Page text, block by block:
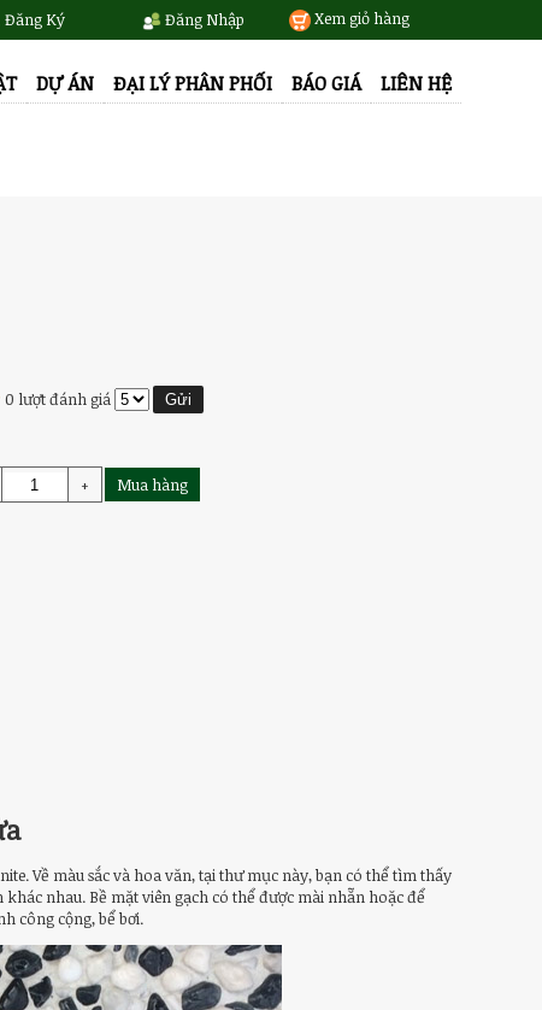
Đăng Ký Đăng Nhập Xem giỏ hàng
DỰ ÁN ĐẠI LÝ PHÂN PHỐI BÁO GIÁ LIÊN HỆ
0 lượt đánh giá
+ Mua hàng
Về màu sắc và hoa văn, tại thư mục này, bạn có thể tìm thấy
nhau. Bề mặt viên gạch có thể được mài nhẵn hoặc để
công cộng, bể bơi.